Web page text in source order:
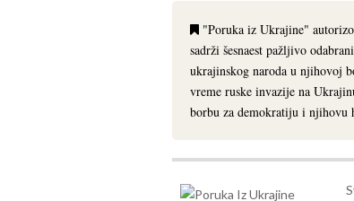
"Poruka iz Ukrajine"
sadrži šesnaest pažljivo
ukrajinskog naroda u njihovoj
vreme ruske invazije na
borbu za demokratiju i njihovu